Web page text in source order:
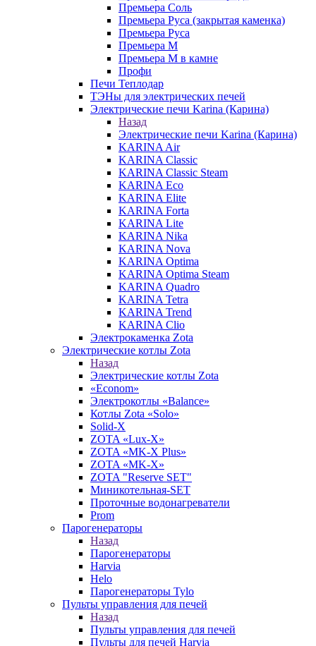
Премьера Cоль
Премьера Руса (закрытая каменка)
Премьера Руса
Премьера М
Премьера М в камне
Профи
Печи Теплодар
ТЭНы для электрических печей
Электрические печи Karina (Карина)
Назад
Электрические печи Karina (Карина)
KARINA Air
KARINA Classic
KARINA Classic Steam
KARINA Eco
KARINA Elite
KARINA Forta
KARINA Lite
KARINA Nika
KARINA Nova
KARINA Optima
KARINA Optima Steam
KARINA Quadro
KARINA Tetra
KARINA Trend
KARINA Clio
Электрокаменка Zota
Электрические котлы Zota
Назад
Электрические котлы Zota
«Econom»
Электрокотлы «Balance»
Котлы Zota «Solo»
Solid-X
ZOTA «Lux-X»
ZOTA «MK-X Plus»
ZOTA «MK-X»
ZOTA "Reserve SET"
Миникотельная-SET
Проточные водонагреватели
Prom
Парогенераторы
Назад
Парогенераторы
Harvia
Helo
Парогенераторы Tylo
Пульты управления для печей
Назад
Пульты управления для печей
Пульты для печей Harvia